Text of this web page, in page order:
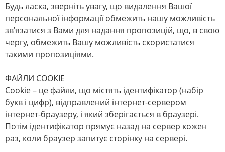
Будь ласка, зверніть увагу, що видалення Вашої
персональної інформації обмежить нашу можливість
зв’язатися з Вами для надання пропозицій, що, в свою
чергу, обмежить Вашу можливість скористатися
такими пропозиціями.
ФАЙЛИ COOKIE
Сookie – це файли, що містять ідентифікатор (набір
букв і цифр), відправлений інтернет-сервером
інтернет-браузеру, і який зберігається в браузері.
Потім ідентифікатор прямує назад на сервер кожен
раз, коли браузер запитує сторінку на сервері.